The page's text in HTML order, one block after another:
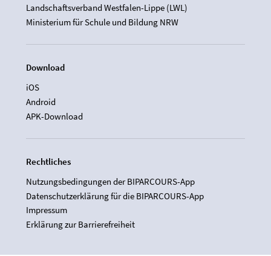
Landschaftsverband Westfalen-Lippe (LWL)
Ministerium für Schule und Bildung NRW
Download
iOS
Android
APK-Download
Rechtliches
Nutzungsbedingungen der BIPARCOURS-App
Datenschutzerklärung für die BIPARCOURS-App
Impressum
Erklärung zur Barrierefreiheit